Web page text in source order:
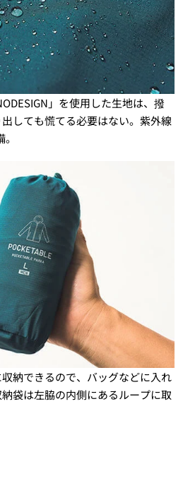
」を使用した生地は、撥
しても慌てる必要はない。紫外線
納できるので、バッグなどに入れ
袋は左脇の内側にあるループに取